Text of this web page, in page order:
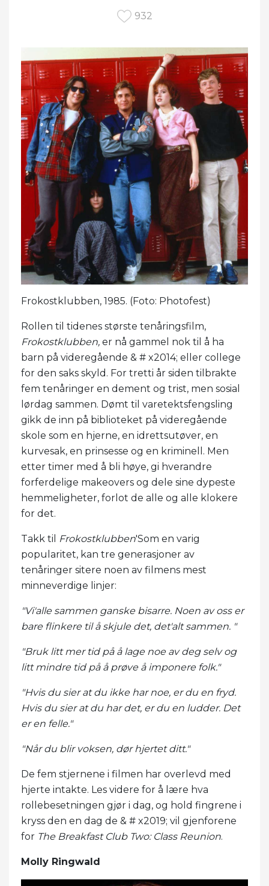
932
Frokostklubben, 1985. (Foto: Photofest)
Rollen til tidenes største tenåringsfilm,
Frokostklubben, er nå gammel nok til å ha
barn på videregående & # x2014; eller college
for den saks skyld. For tretti år siden tilbrakte
fem tenåringer en dement og trist, men sosial
lørdag sammen. Dømt til varetektsfengsling
gikk de inn på biblioteket på videregående
skole som en hjerne, en idrettsutøver, en
kurvesak, en prinsesse og en kriminell. Men
etter timer med å bli høye, gi hverandre
forferdelige makeovers og dele sine dypeste
hemmeligheter, forlot de alle og alle klokere
for det.
Takk til Frokostklubben'Som en varig
popularitet, kan tre generasjoner av
tenåringer sitere noen av filmens mest
minneverdige linjer:
"Vi'alle sammen ganske bisarre. Noen av oss er
bare flinkere til å skjule det, det'alt sammen. "
"Bruk litt mer tid på å lage noe av deg selv og
litt mindre tid på å prøve å imponere folk."
"Hvis du sier at du ikke har noe, er du en fryd.
Hvis du sier at du har det, er du en ludder. Det
er en felle."
"Når du blir voksen, dør hjertet ditt."
De fem stjernene i filmen har overlevd med
hjerte intakte. Les videre for å lære hva
rollebesetningen gjør i dag, og hold fingrene i
kryss den en dag de & # x2019; vil gjenforene
for The Breakfast Club Two: Class Reunion.
Molly Ringwald